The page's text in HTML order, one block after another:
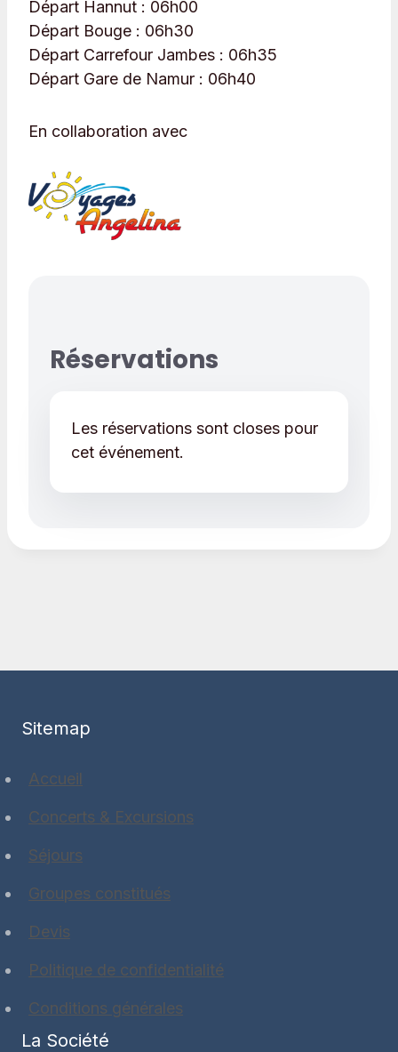
Départ Hannut : 06h00
Départ Bouge : 06h30
Départ Carrefour Jambes : 06h35
Départ Gare de Namur : 06h40
En collaboration avec
Réservations
Les réservations sont closes pour
cet événement.
Sitemap
Accueil
Concerts & Excursions
Séjours
Groupes constitués
Devis
Politique de confidentialité
Conditions générales
La Société